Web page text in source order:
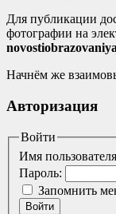
Для публикации
фотографии на
Начнём же
Авторизация
Войти
Имя
Пароль:
Запомнить
Войти